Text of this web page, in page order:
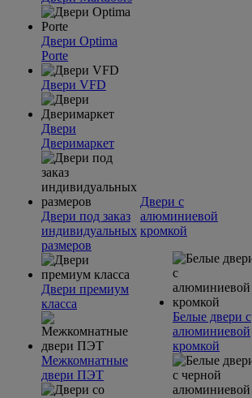
Двери Optima
Porte
Двери VFD
Двери
Дверимаркет
Двери под заказ
индивидуальных
размеров
Двери премиум
класса
Межкомнатные
двери ПЭТ
Двери с
алюминиевой
кромкой
Белые двери с
алюминиевой
кромкой